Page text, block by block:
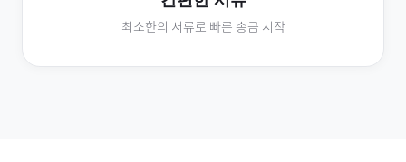
최소한의 서류로 빠른 송금 시작